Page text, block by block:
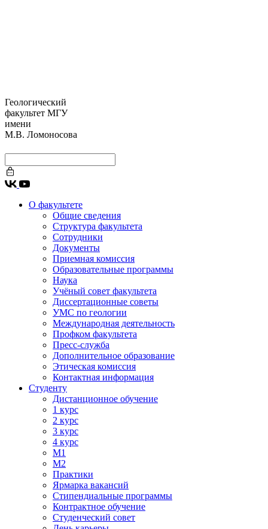
Геологический
факультет МГУ
имени
М.В. Ломоносова
О факультете
Общие сведения
Структура факультета
Сотрудники
Документы
Приемная комиссия
Образовательные программы
Наука
Учёный совет факультета
Диссертационные советы
УМС по геологии
Международная деятельность
Профком факультета
Пресс-служба
Дополнительное образование
Этическая комиссия
Контактная информация
Студенту
Дистанционное обучение
1 курс
2 курс
3 курс
4 курс
М1
М2
Практики
Ярмарка вакансий
Стипендиальные программы
Контрактное обучение
Студенческий совет